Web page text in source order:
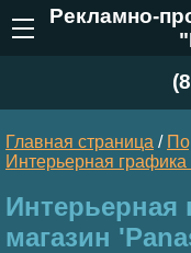
Рекламно-
Главная страница /
Интерьерная
магазин